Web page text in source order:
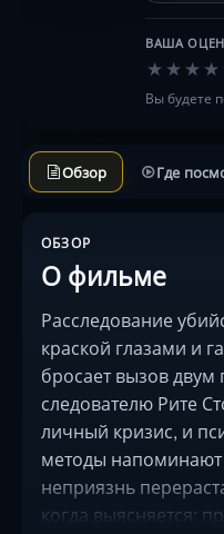
ВАША
★ ★ ★ ★
Вы будете
Обзор Где
ОБЗОР
О фильме
Расследование
краской глазами и
бросает вызов
следователю Рите
личный кризис, и
методы напоминают
неприязнь
когда выясняется: